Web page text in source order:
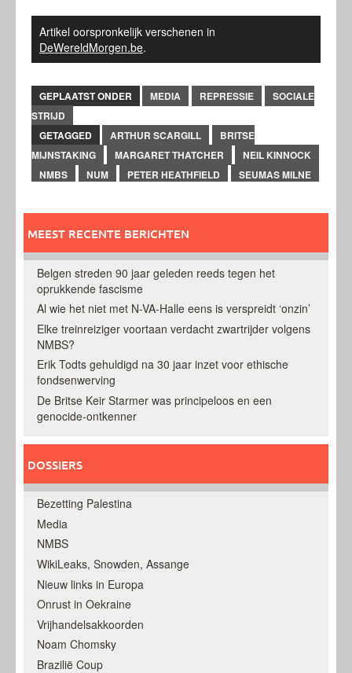
Artikel oorspronkelijk verschenen in
DeWereldMorgen.be.
GEPLAATST ONDER MEDIA REPRESSIE
SOCIALE
STRIJD
GETAGGED
ARTHUR SCARGILL
BRITSE
MIJNSTAKING
MARGARET THATCHER
NEIL KINNOCK
NMBS
NUM PETER HEATHFIELD SEUMAS MILNE
MEEST RECENTE BERICHTEN
Belgen streden 90 jaar geleden reeds tegen het
oprukkende fascisme
Al wie het niet met N-VA-Halle eens is verspreidt ‘onzin’
Elke treinreiziger voortaan verdacht zwartrijder volgens
NMBS?
Erik Todts gehuldigd na 30 jaar inzet voor ethische
fondsenwerving
De Britse Keir Starmer was principeloos en een
genocide-ontkenner
DOSSIERS
Bezetting Palestina
Media
NMBS
WikiLeaks, Snowden, Assange
Nieuw links in Europa
Onrust in Oekraine
Vrijhandelsakkoorden
Noam Chomsky
Brazilië Coup